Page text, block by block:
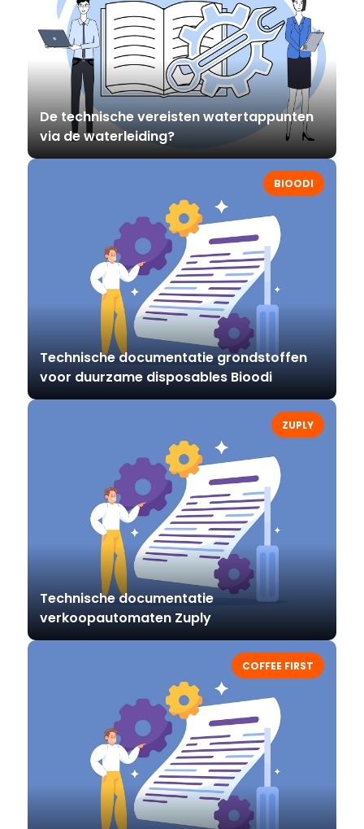
De technische vereisten watertappunten
via de waterleiding?
BIOODI
Technische documentatie grondstoffen
voor duurzame disposables Bioodi
ZUPLY
Technische documentatie
verkoopautomaten Zuply
COFFEE FIRST